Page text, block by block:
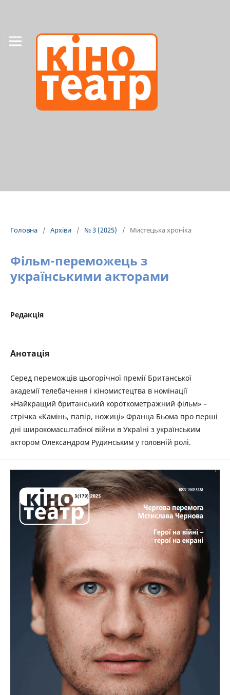
Головна / Архіви / № 3 (2025) / Мистецька хроніка
Фільм-переможець з
українськими акторами
Редакція
Анотація
Серед переможців цьогорічної премії Британської
академії телебачення і кіномистецтва в номінації
«Найкращий британський короткометражний фільм» –
стрічка «Камінь, папір, ножиці» Франца Бьома про перші
дні широкомасштабної війни в Україні з українським
актором Олександром Рудинським у головній ролі.